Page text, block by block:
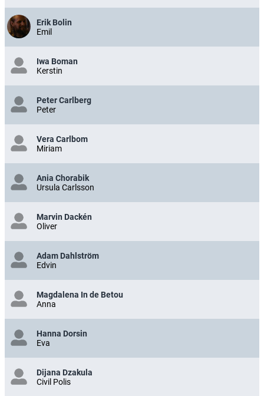
Erik Bolin
Emil
Iwa Boman
Kerstin
Peter Carlberg
Peter
Vera Carlbom
Miriam
Ania Chorabik
Ursula Carlsson
Marvin Dackén
Oliver
Adam Dahlström
Edvin
Magdalena In de Betou
Anna
Hanna Dorsin
Eva
Dijana Dzakula
Civil Polis